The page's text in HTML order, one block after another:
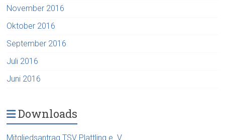
November 2016
Oktober 2016
September 2016
Juli 2016
Juni 2016
Downloads
Mitgliedsantrag TSV Plattling e. V.